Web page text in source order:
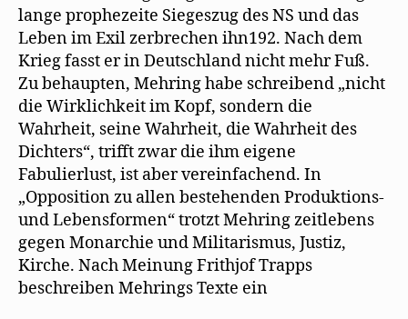
lange prophezeite Siegeszug des NS und das
Leben im Exil zerbrechen ihn192. Nach dem
Krieg fasst er in Deutschland nicht mehr Fuß.
Zu behaupten, Mehring habe schreibend „nicht
die Wirklichkeit im Kopf, sondern die
Wahrheit, seine Wahrheit, die Wahrheit des
Dichters“, trifft zwar die ihm eigene
Fabulierlust, ist aber vereinfachend. In
„Opposition zu allen bestehenden Produktions-
und Lebensformen“ trotzt Mehring zeitlebens
gegen Monarchie und Militarismus, Justiz,
Kirche. Nach Meinung Frithjof Trapps
beschreiben Mehrings Texte ein